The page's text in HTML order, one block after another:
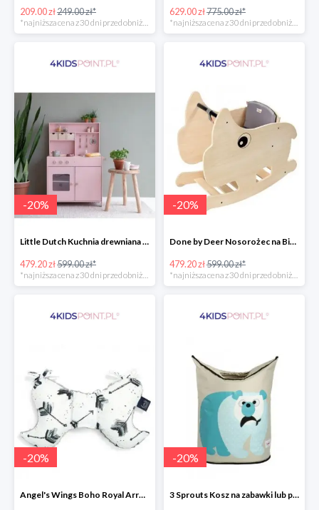
209.00 zł249.00 zł* 629.00 zł775.00 zł*
-20%
Little Dutch Kuchnia drewniana -20%
479.20 zł599.00 zł*
*najniższa cena z 30 dni przed obniżką
-20%
Done by Deer Nosorożec na Biegunach -20%
479.20 zł599.00 zł*
*najniższa cena z 30 dni przed obniżką
-20%
Angel's Wings Boho Royal Arrows Grey La Millou -20%
-20%
3 Sprouts Kosz na zabawki lub pranie Miś Polarny -20%